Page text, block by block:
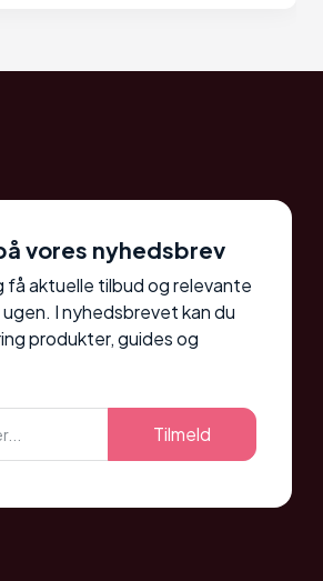
vores nyhedsbrev
få aktuelle tilbud og relevante
I nyhedsbrevet kan du
produkter, guides og
Tilmeld